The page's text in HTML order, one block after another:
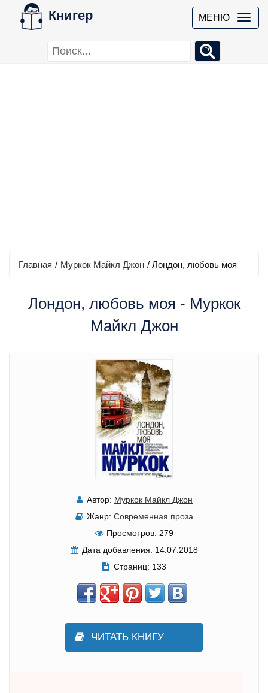
Книгер МЕНЮ
Главная / Муркок Майкл Джон / Лондон, любовь моя
Лондон, любовь моя - Муркок
Майкл Джон
Автор: Муркок Майкл Джон
Жанр: Современная проза
Просмотров: 279
Дата добавления: 14.07.2018
Страниц: 133
ЧИТАТЬ КНИГУ